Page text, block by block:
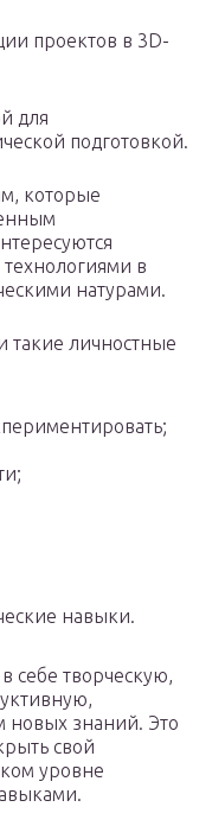
проектов в 3D-
для
подготовкой.
которые
в
натурами.
такие личностные
навыки.
себе творческую,
новых знаний. Это
свой
уровне